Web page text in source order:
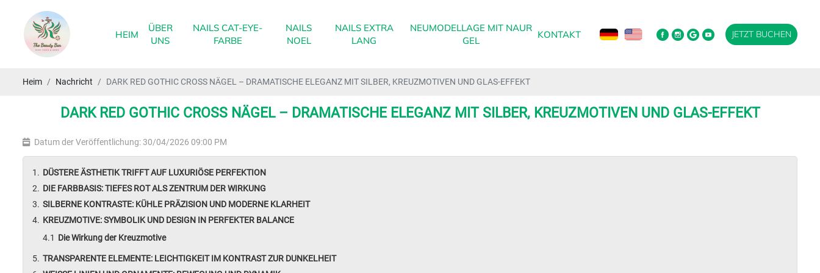
HEIM
ÜBER
UNS
NAILS CAT-EYE-
FARBE
NAILS
NOEL
NAILS EXTRA
LANG
NEUMODELLAGE MIT NAUR
GEL
KONTAKT JETZT BUCHEN
Heim Nachricht DARK RED GOTHIC CROSS NÄGEL – DRAMATISCHE ELEGANZ MIT SILBER, KREUZMOTIVEN UND GLAS-EFFEKT
DARK RED GOTHIC CROSS NÄGEL – DRAMATISCHE ELEGANZ MIT SILBER, KREUZMOTIVEN UND GLAS-EFFEKT
Datum der Veröffentlichung: 30/04/2026 09:00 PM
DÜSTERE ÄSTHETIK TRIFFT AUF LUXURIÖSE PERFEKTION
DIE FARBBASIS: TIEFES ROT ALS ZENTRUM DER WIRKUNG
SILBERNE KONTRASTE: KÜHLE PRÄZISION UND MODERNE KLARHEIT
KREUZMOTIVE: SYMBOLIK UND DESIGN IN PERFEKTER BALANCE
Die Wirkung der Kreuzmotive
TRANSPARENTE ELEMENTE: LEICHTIGKEIT IM KONTRAST ZUR DUNKELHEIT